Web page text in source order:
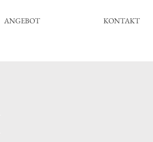
ANGEBOT KONTAKT